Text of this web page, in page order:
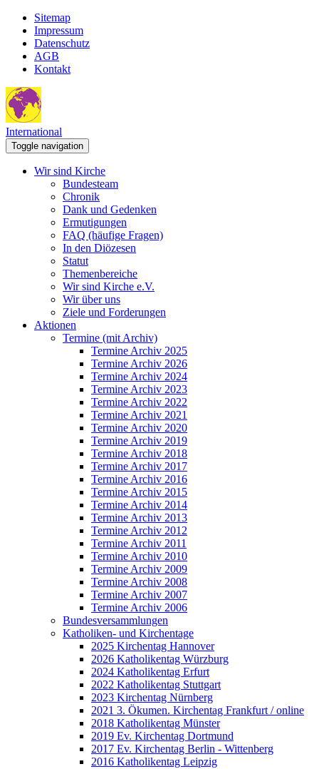
Sitemap
Impressum
Datenschutz
AGB
Kontakt
International
Toggle navigation
Wir sind Kirche
Bundesteam
Chronik
Dank und Gedenken
Ermutigungen
FAQ (häufige Fragen)
In den Diözesen
Statut
Themenbereiche
Wir sind Kirche e.V.
Wir über uns
Ziele und Forderungen
Aktionen
Termine (mit Archiv)
Termine Archiv 2025
Termine Archiv 2026
Termine Archiv 2024
Termine Archiv 2023
Termine Archiv 2022
Termine Archiv 2021
Termine Archiv 2020
Termine Archiv 2019
Termine Archiv 2018
Termine Archiv 2017
Termine Archiv 2016
Termine Archiv 2015
Termine Archiv 2014
Termine Archiv 2013
Termine Archiv 2012
Termine Archiv 2011
Termine Archiv 2010
Termine Archiv 2009
Termine Archiv 2008
Termine Archiv 2007
Termine Archiv 2006
Bundesversammlungen
Katholiken- und Kirchentage
2025 Kirchentag Hannover
2026 Katholikentag Würzburg
2024 Katholikentag Erfurt
2022 Katholikentag Stuttgart
2023 Kirchentag Nürnberg
2021 3. Ökumen. Kirchentag Frankfurt / online
2018 Katholikentag Münster
2019 Ev. Kirchentag Dortmund
2017 Ev. Kirchentag Berlin - Wittenberg
2016 Katholikentag Leipzig